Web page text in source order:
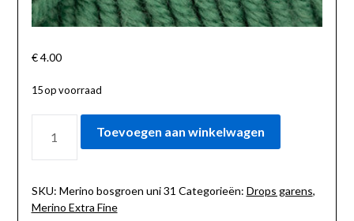
€4.00
15 op voorraad
BOSGROEN
AANTAL
Toevoegen aan winkelwagen
SKU: Merino bosgroen uni 31 Categorieën: Drops garens,
Merino Extra Fine